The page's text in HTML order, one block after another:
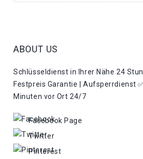
ABOUT US
Schlüsseldienst in Ihrer Nähe 24
Festpreis Garantie | Aufsperrdienst
Minuten vor Ort 24/7
Facebook Page
Twitter
Pinterest